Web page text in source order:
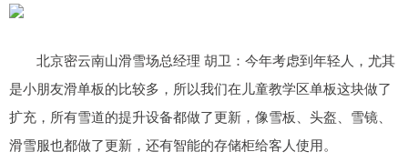
北京密云南山滑雪场总经理 胡卫：今年考虑到年轻人，尤其
是小朋友滑单板的比较多，所以我们在儿童教学区单板这块做了
扩充，所有雪道的提升设备都做了更新，像雪板、头盔、雪镜、
滑雪服也都做了更新，还有智能的存储柜给客人使用。